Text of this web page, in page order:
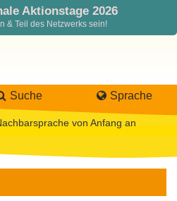
Aktionstage 2026
& Teil des Netzwerks sein!
Suche Sprache
von Anfang an